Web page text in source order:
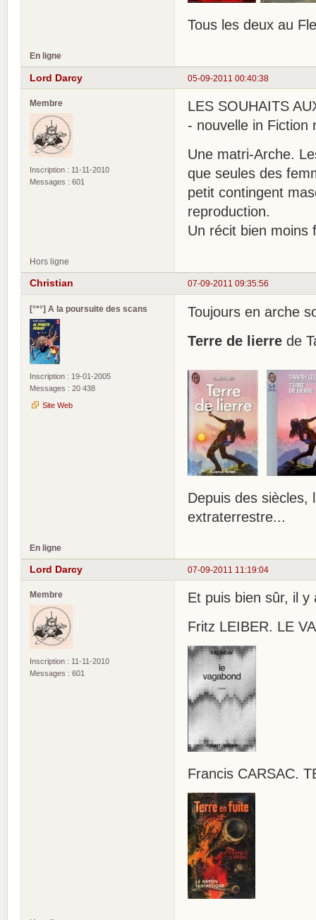
Tous les deux au
En ligne
05-09-2011 00:40:38
Lord Darcy
Membre
Inscription : 11-11-2010
Messages : 601
LES SOUHAITS
- nouvelle in Fiction
Une matri-Arche.
que seules des
petit contingent
reproduction.
Un récit bien moins
Hors ligne
07-09-2011 09:35:56
Christian
[°*°] A la poursuite des scans
Inscription : 19-01-2005
Messages : 20 438
Site Web
Toujours en arche
Terre de lierre de
Depuis des siècles,
extraterrestre...
En ligne
07-09-2011 11:19:04
Lord Darcy
Membre
Inscription : 11-11-2010
Messages : 601
Et puis bien sûr, il y
Fritz LEIBER. LE
Francis CARSAC.